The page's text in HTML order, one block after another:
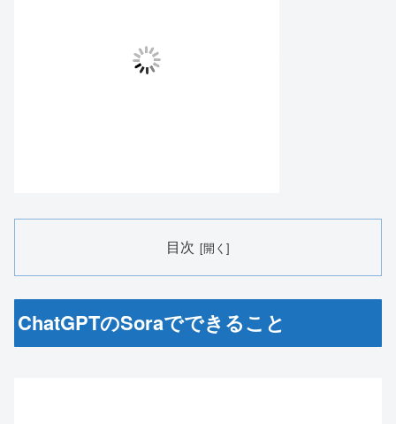
目次
ChatGPTのSoraでできること